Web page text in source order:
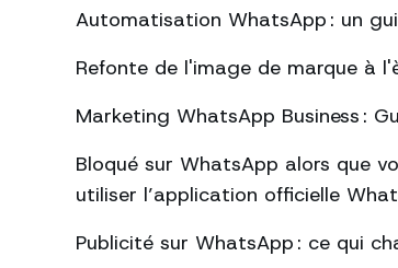
Automatisation WhatsApp : un
Refonte de l'image de marque à
Marketing WhatsApp Business :
Bloqué sur WhatsApp alors que
utiliser l’application officielle
Publicité sur WhatsApp : ce qui